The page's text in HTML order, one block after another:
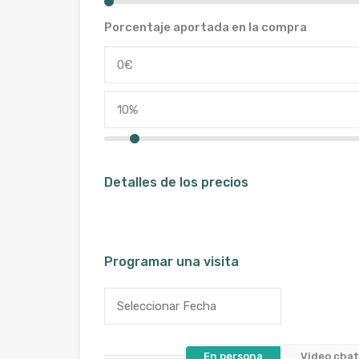
Porcentaje aportada en la compra
Detalles de los precios
Programar una visita
En persona Video chat